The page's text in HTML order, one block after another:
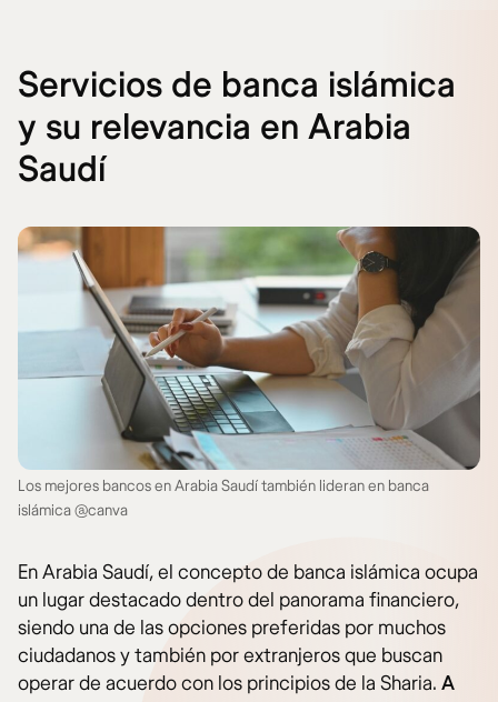
Servicios de banca islámica
y su relevancia en Arabia
Saudí
Los mejores bancos en Arabia Saudí también lideran en banca
islámica @canva
En Arabia Saudí, el concepto de banca islámica ocupa
un lugar destacado dentro del panorama financiero,
siendo una de las opciones preferidas por muchos
ciudadanos y también por extranjeros que buscan
operar de acuerdo con los principios de la Sharia. A